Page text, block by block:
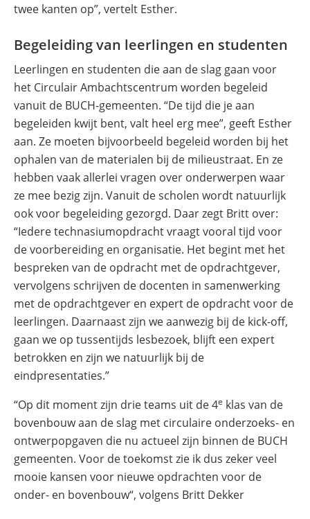
twee kanten op”, vertelt Esther.
Begeleiding van leerlingen en studenten
Leerlingen en studenten die aan de slag gaan voor
het Circulair Ambachtscentrum worden begeleid
vanuit de BUCH-gemeenten. “De tijd die je aan
begeleiden kwijt bent, valt heel erg mee”, geeft Esther
aan. Ze moeten bijvoorbeeld begeleid worden bij het
ophalen van de materialen bij de milieustraat. En ze
hebben vaak allerlei vragen over onderwerpen waar
ze mee bezig zijn. Vanuit de scholen wordt natuurlijk
ook voor begeleiding gezorgd. Daar zegt Britt over:
“Iedere technasiumopdracht vraagt vooral tijd voor
de voorbereiding en organisatie. Het begint met het
bespreken van de opdracht met de opdrachtgever,
vervolgens schrijven de docenten in samenwerking
met de opdrachtgever en expert de opdracht voor de
leerlingen. Daarnaast zijn we aanwezig bij de kick-off,
gaan we op tussentijds lesbezoek, blijft een expert
betrokken en zijn we natuurlijk bij de
eindpresentaties.”
“Op dit moment zijn drie teams uit de 4e klas van de
bovenbouw aan de slag met circulaire onderzoeks- en
ontwerpopgaven die nu actueel zijn binnen de BUCH
gemeenten. Voor de toekomst zie ik dus zeker veel
mooie kansen voor nieuwe opdrachten voor de
onder- en bovenbouw“, volgens Britt Dekker